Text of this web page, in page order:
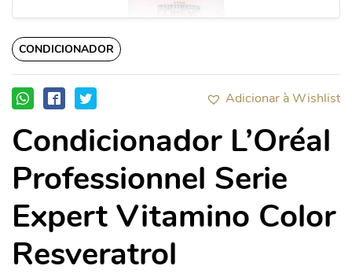
CONDICIONADOR
Adicionar à Wishlist
Condicionador L’Oréal
Professionnel Serie
Expert Vitamino Color
Resveratrol